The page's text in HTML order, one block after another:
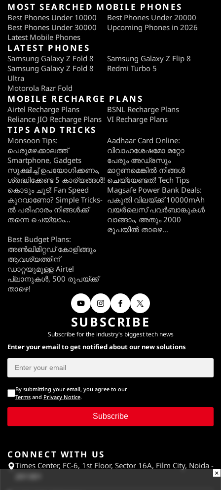
MOST SEARCHED MOBILE PHONES
Best Phones Under 10000
Best Phones Under 20000
Best Phones Under 30000
Upcoming Phones in 2026
Latest Mobile Phones
LATEST PHONES
Samsung Galaxy Z Fold 8
Samsung Galaxy Z Flip 8
Samsung Galaxy Z Fold 8
Ultra
Redmi Turbo 5
Motorola Razr Fold
MOBILE RECHARGE PLANS
Airtel Recharge Plans
BSNL Recharge Plans
Reliance JIO Recharge Plans VI Recharge Plans
TIPS AND TRICKS
Monsoon Tips:
പെരുമഴക്കാലത്ത്
Smartphone, Gadgets
സൂക്ഷിച്ച് ഉപയോഗിക്കണം,
ശ്രദ്ധിക്കേണ്ട 5 കാര്യങ്ങൾ!
Aadhaar Card Online:
വിവാഹശേഷമോ മറ്റോ
പേരും അഡ്രസും
മാറ്റണമെങ്കിൽ നിങ്ങൾ
ചെയ്യേണ്ടത്! Tech Tips
കൊടും ചൂട്! Fan Speed
കുറവാണോ? Simple Tricks-
ൽ പരിഹാരം നിങ്ങൾക്ക്
തന്നെ ചെയ്യാം…
Magsafe Power Bank Deals:
പകുതി വിലയ്ക്ക് 10000mAh
വയർലെസ് പവർബാങ്കുകൾ
വാങ്ങാം, അതും 2000
രൂപയിൽ താഴെ…
Best Budget Plans:
അൺലിമിറ്റഡ് കോളിങ്ങും
ആവശ്യത്തിന്
ഡാറ്റയുമുള്ള Airtel
പ്ലാനുകൾ, 500 രൂപയ്ക്ക്
താഴെ!
SUBSCRIBE
Subscribe for the industry's biggest tech news
Enter your email to get notified about our new solutions
By submitting your email, you agree to our
Terms and Privacy Notice.
Subscribe
CONNECT WITH US
Times Center, FC-6, 1st Floor, Sector 16A, Film City, Noida -
201301
×